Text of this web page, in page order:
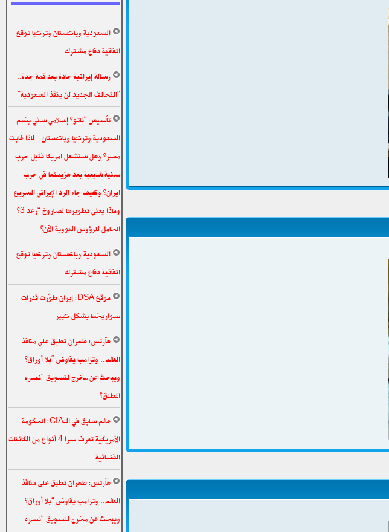
السعودية وباكستان وتركيا توقع
اتفاقية دفاع مشترك
رسالة إيرانية حادة بعد قمة جدة..
"التحالف الجديد لن ينقذ السعودية"
تأسيس “ناتو” إسلامي سني يضم
السعودية وتركيا وباكستان.. لماذا غابت
مصر؟ وهل ستشعل امريكا فتيل حرب
سنية شيعية بعد هزيمتها في حرب
ايران؟ وكيف جاء الرد الإيراني السريع
وماذا يعني تطويرها لصاروخ “رعد 3”
الحامل للرؤوس النووية الآن؟
السعودية وباكستان وتركيا توقع
اتفاقية دفاع مشترك
موقع DSA: إيران طوّرت قدرات
صواريخها بشكل كبير
هآرتس: طهران تطبق على منافذ
العالم.. وترامب يفاوض “بلا أوراق”
ويبحث عن مخرج لتسويق “نصره
المطلق”
عالم سابق في الـCIA: الحكومة
الأمريكية تعرف سرا 4 أنواع من الكائنات
الفضائية
هآرتس: طهران تطبق على منافذ
العالم.. وترامب يفاوض “بلا أوراق”
ويبحث عن مخرج لتسويق “نصره